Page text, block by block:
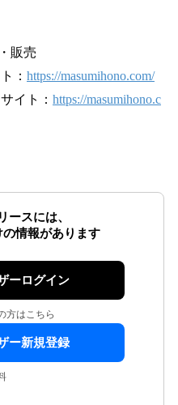
販売
： https://masumihono.com/
イト： https://masumihono.c
ースには、
情報があります
ーログイン
方はこちら
ー新規登録